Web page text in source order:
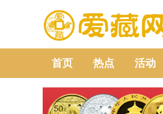
首页 热点 活动